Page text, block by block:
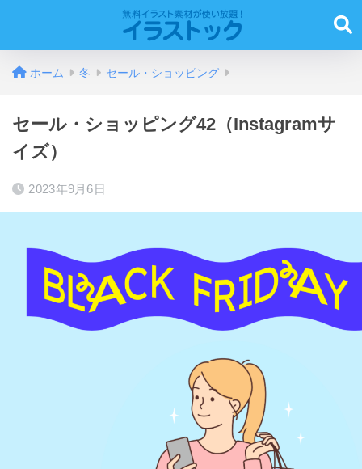
ホーム 冬 セール・ショッピング
セール・ショッピング42（Instagramサ
イズ）
2023年9月6日